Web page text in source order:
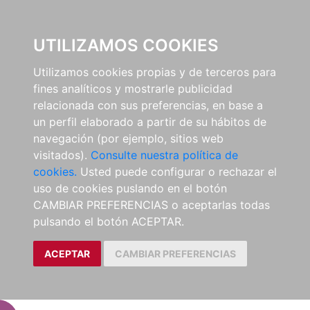
UTILIZAMOS COOKIES
Utilizamos cookies propias y de terceros para
fines analíticos y mostrarle publicidad
relacionada con sus preferencias, en base a
un perfil elaborado a partir de su hábitos de
navegación (por ejemplo, sitios web
visitados). Consulte nuestra política de
cookies. Usted puede configurar o rechazar el
uso de cookies puslando en el botón
CAMBIAR PREFERENCIAS o aceptarlas todas
pulsando el botón ACEPTAR.
ACEPTAR CAMBIAR PREFERENCIAS